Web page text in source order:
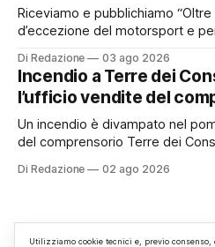
Riceviamo e pubblichiamo
d’eccezione del motorsport e
organizzato da TBM a Monterosi,
superato le aspettative degli
appassionati delle due ruote da
limitrofe. Per
Di Redazione 03 ago 2026
Incendio a Terre dei
l’ufficio vendite del
Un incendio è divampato nel
del comprensorio Terre dei
struttura adibita a ufficio vendite.
Di Redazione 02 ago 2026
Utilizziamo cookie tecnici e, previo consenso,